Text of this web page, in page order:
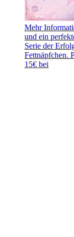
Mehr
und ein
Serie der
Fettnäpfchen.
15€ bei